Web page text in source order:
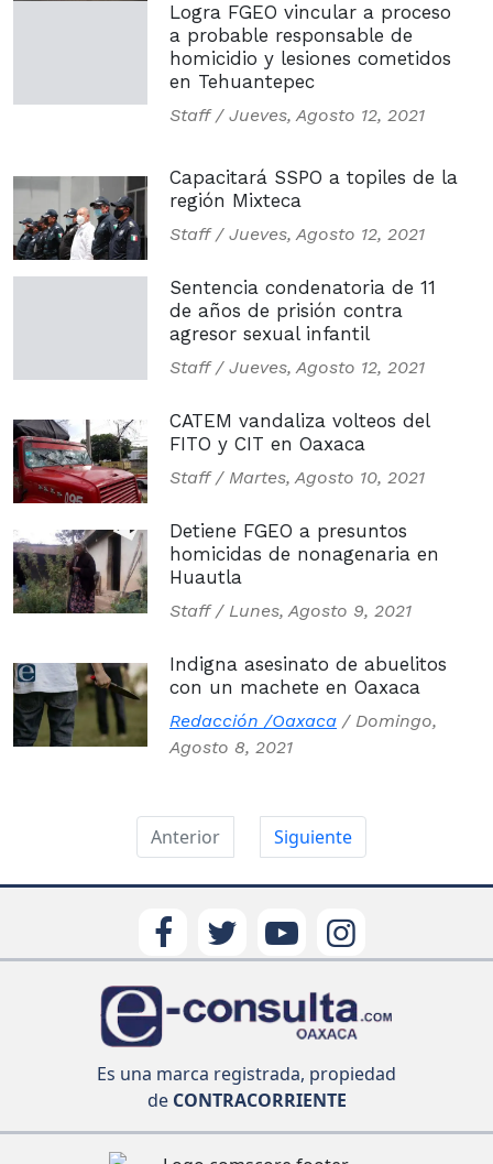
Logra FGEO vincular a proceso
a probable responsable de
homicidio y lesiones cometidos
en Tehuantepec
Staff / Jueves, Agosto 12, 2021
Capacitará SSPO a topiles de la
región Mixteca
Staff / Jueves, Agosto 12, 2021
Sentencia condenatoria de 11
de años de prisión contra
agresor sexual infantil
Staff / Jueves, Agosto 12, 2021
CATEM vandaliza volteos del
FITO y CIT en Oaxaca
Staff / Martes, Agosto 10, 2021
Detiene FGEO a presuntos
homicidas de nonagenaria en
Huautla
Staff / Lunes, Agosto 9, 2021
Indigna asesinato de abuelitos
con un machete en Oaxaca
Redacción /Oaxaca / Domingo,
Agosto 8, 2021
Anterior Siguiente
Es una marca registrada, propiedad
deCONTRACORRIENTE